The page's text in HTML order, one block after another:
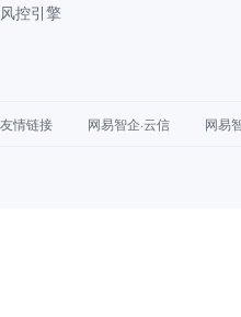
风控引擎
友情链接 网易智企·云信 网易